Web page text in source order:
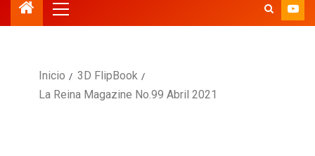
Inicio
3D FlipBook
La Reina Magazine No.99 Abril 2021